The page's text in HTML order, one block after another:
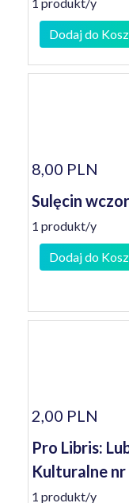
Dodaj do
8,00 PLN
Sulęcin
1 produkt/y
Dodaj do
2,00 PLN
Pro Libris:
Kulturalne
1 produkt/y